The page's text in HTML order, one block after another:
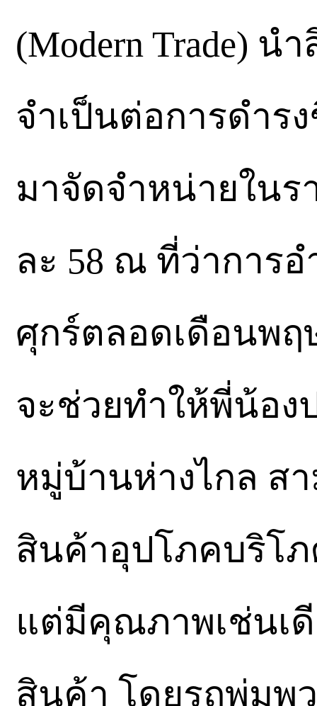
(Modern Trade)
จำเป็นต่อการดำร
มาจัดจำหน่ายในร
ละ 58 ณ ที่ว่าการ
ศุกร์ตลอดเดือนพฤ
จะช่วยทำให้พี่น้อ
หมู่บ้านห่างไกล ส
สินค้าอุปโภคบริโ
แต่มีคุณภาพเช่นเ
สินค้า โดยรถพุ่มพ